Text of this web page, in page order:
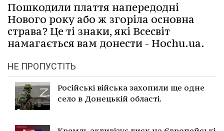
Пошкодили плаття напередодні
Нового року або ж згоріла основна
страва? Це ті знаки, які Всесвіт
намагається вам донести - Hochu.ua.
НЕ ПРОПУСТІТЬ
Російські війська захопили ще одне
село в Донецькій області.